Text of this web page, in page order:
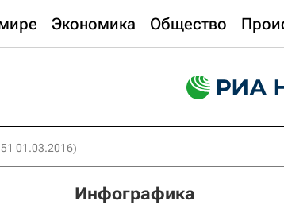
Экономика Общество
01.03.2016)
Инфографика